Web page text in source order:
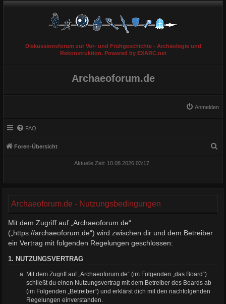
Diskussionsforum zur Vor- und Frühgeschichte - Archäologie und
Rekonstruktion. Powered by EXARC.net
Archaeoforum.de
Anmelden
FAQ
Foren-Übersicht
Aktuelle Zeit: 10.08.2026 03:17
Archaeoforum.de - Nutzungsbedingungen
Mit dem Zugriff auf „Archaeoforum.de“
(„https://archaeoforum.de“) wird zwischen dir und dem Betreiber
ein Vertrag mit folgenden Regelungen geschlossen:
1. NUTZUNGSVERTRAG
Mit dem Zugriff auf „Archaeoforum.de“ (im Folgenden „das Board“)
schließt du einen Nutzungsvertrag mit dem Betreiber des Boards ab
(im Folgenden „Betreiber“) und erklärst dich mit den nachfolgenden
Regelungen einverstanden.